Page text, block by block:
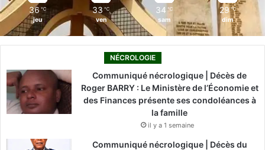
36 ℃
jeu
33 ℃
ven
34 ℃
sam
29 ℃
dim
NÉCROLOGIE
Communiqué nécrologique | Décès de
Roger BARRY : Le Ministère de l’Économie et
des Finances présente ses condoléances à
la famille
il y a 1 semaine
Communiqué nécrologique | Décès du